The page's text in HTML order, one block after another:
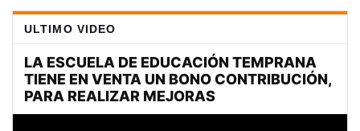
ULTIMO VIDEO